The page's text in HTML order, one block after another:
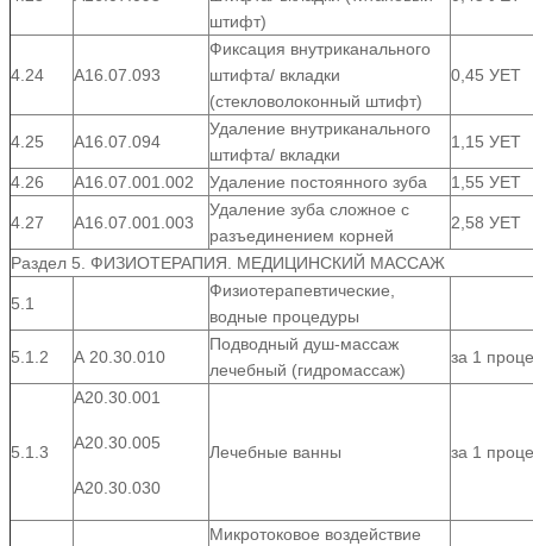
штифт)
4.24 А16.07.093
Фиксация внутриканального
штифта/ вкладки
(стекловолоконный штифт)
0,45 УЕТ
4.25 А16.07.094
Удаление внутриканального
штифта/ вкладки
1,15 УЕТ
4.26 А16.07.001.002 Удаление постоянного зуба 1,55 УЕТ
4.27 А16.07.001.003
Удаление зуба сложное с
разъединением корней
2,58 УЕТ
Раздел 5. ФИЗИОТЕРАПИЯ. МЕДИЦИНСКИЙ МАССАЖ
5.1
Физиотерапевтические,
водные процедуры
5.1.2 А 20.30.010
Подводный душ-массаж
лечебный (гидромассаж)
за 1
5.1.3
А20.30.001
А20.30.005
А20.30.030
Лечебные ванны за 1
Микротоковое воздействие